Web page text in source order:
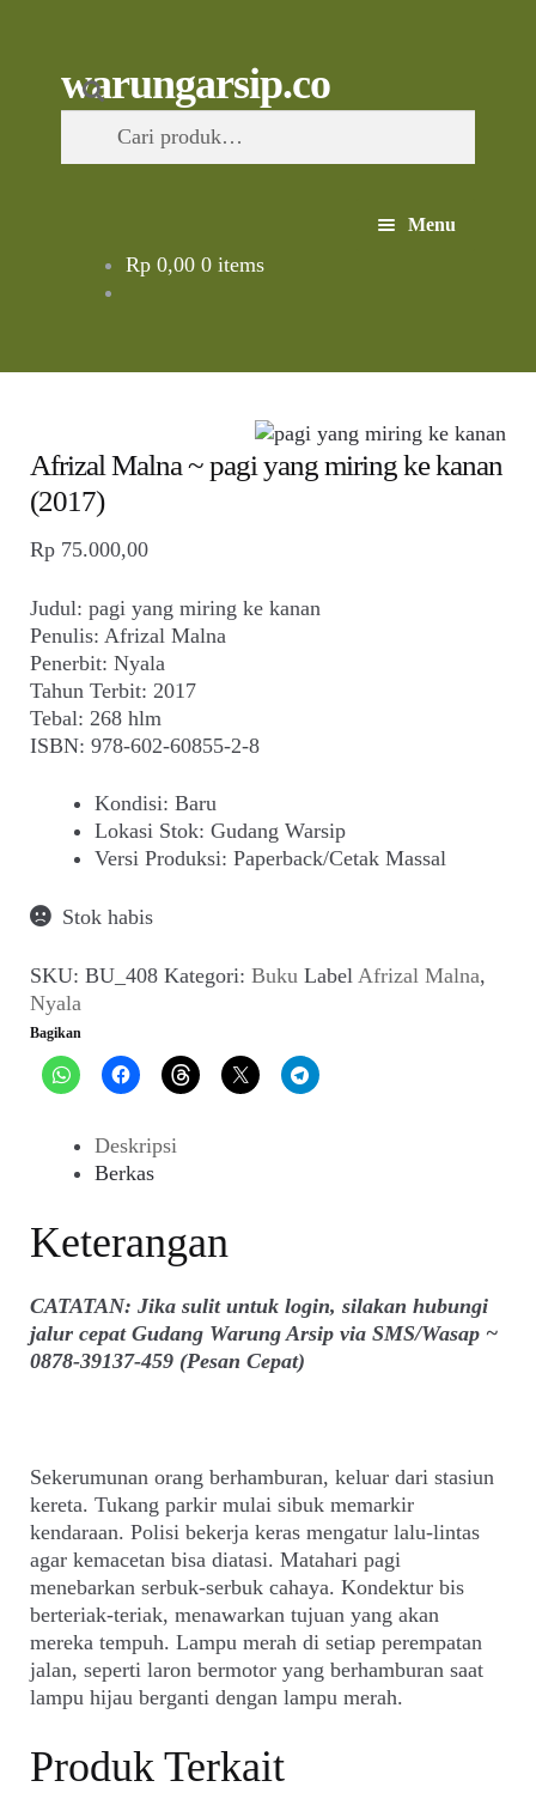
to
navigation
to
content
warungarsip.co
Menu
Foto
Suara
Suvenir
Cari Arsip
Alamat
Rekening
Reseller
Rp0,00 0 items
Afrizal Malna ~ pagi yang miring ke kanan
(2017)
Rp 75.000,00
Judul: pagi yang miring ke kanan
Penulis: Afrizal Malna
Penerbit: Nyala
Tahun Terbit: 2017
Tebal: 268 hlm
ISBN: 978-602-60855-2-8
Kondisi: Baru
Lokasi Stok: Gudang Warsip
Versi Produksi: Paperback/Cetak Massal
Stok habis
SKU:BU_408 Kategori:Buku Label Afrizal Malna,
Nyala
Bagikan
Deskripsi
Berkas
Keterangan
CATATAN: Jika sulit untuk login, silakan hubungi
jalur cepat Gudang Warung Arsip via SMS/Wasap ~
0878-39137-459 (Pesan Cepat)
Sekerumunan orang berhamburan, keluar dari stasiun
kereta. Tukang parkir mulai sibuk memarkir
kendaraan. Polisi bekerja keras mengatur lalu-lintas
agar kemacetan bisa diatasi. Matahari pagi
menebarkan serbuk-serbuk cahaya. Kondektur bis
berteriak-teriak, menawarkan tujuan yang akan
mereka tempuh. Lampu merah di setiap perempatan
jalan, seperti laron bermotor yang berhamburan saat
lampu hijau berganti dengan lampu merah.
Produk Terkait